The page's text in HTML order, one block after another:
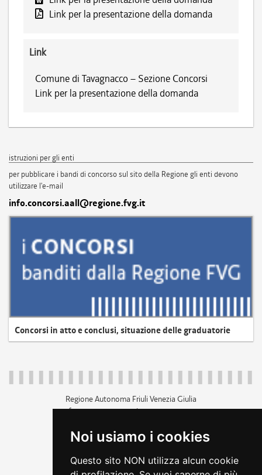
Noi usiamo i cookies
Questo sito NON utilizza alcun cookie
Link per la presentazione della domanda
Link
Comune di Tavagnacco – Sezione Concorsi
Link per la presentazione della domanda
istruzioni per gli enti
per pubblicare i bandi di concorso sul sito della Regione gli enti devono
utilizzare l'e-mail
info.concorsi.aall@regione.fvg.it
Concorsi in atto e conclusi, situazione delle graduatorie
Regione Autonoma Friuli Venezia Giulia
c.f. 80014930327; p.iva 00526040324
+39 040 3771111
amministrazione trasparente